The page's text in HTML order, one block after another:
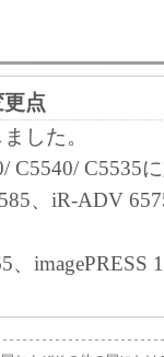
更点
した。
C5540/ C5535
、iR-ADV
、imagePRESS